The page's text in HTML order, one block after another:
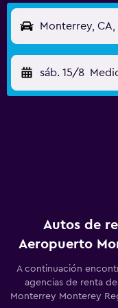
sáb. 15/8
Autos de
Aeropuerto
A continuación
agencias de renta
Monterrey Monterey